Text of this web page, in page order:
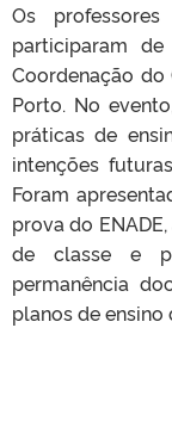
Os
participaram
Coordenação
Porto. No
práticas de
intenções
Foram
prova do
de classe e
permanência
planos de ensino